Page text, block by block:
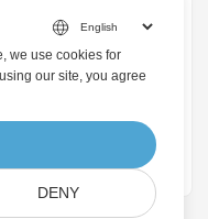
行 MPP 到
資料帶來了新的可存取
專案協作和溝通。
鐘
we use cookies for
our site, you agree
DENY